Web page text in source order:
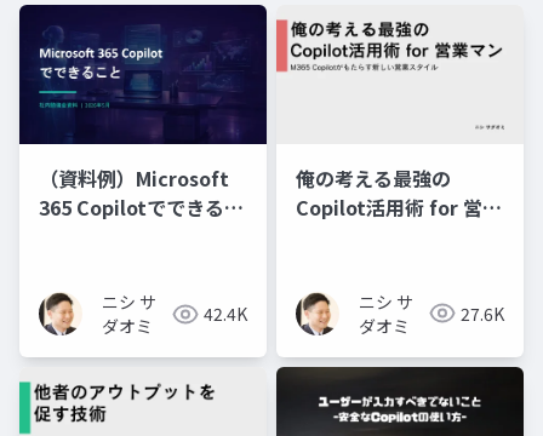
（資料例）Microsoft
365 Copilotでできるこ
ニシ サ
ダオミ
42.4K
俺の考える最強の
Copilot活用術 for 営業
タイル～ニシ サ
ダオミ
27.6K